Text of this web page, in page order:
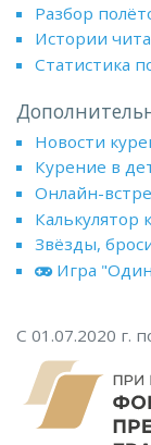
Разбор
Истории
Статистика
Новости
Курение в
Онлайн-
Калькулятор
Звёзды,
Игра
С 01.07.2020 г.